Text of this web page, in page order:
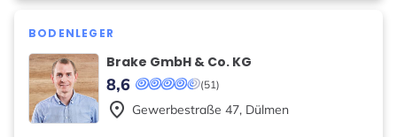
BODENLEGER
Brake GmbH & Co. KG
(51)
8,6
place Gewerbestraße 47, Dülmen